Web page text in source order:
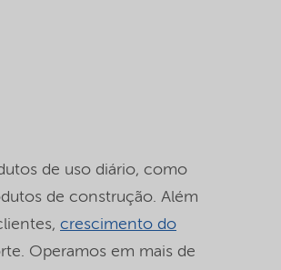
de uso diário, como
de construção. Além
crescimento do
Operamos em mais de